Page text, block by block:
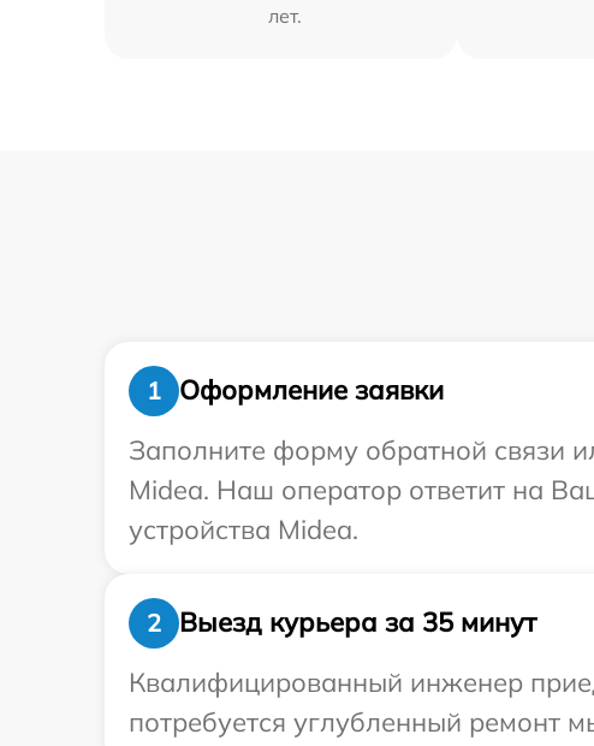
лет.
1
Оформление заявки
Заполните форму обратной связи
Midea. Наш оператор ответит на
устройства Midea.
2
Выезд курьера за 35 минут
Квалифицированный инженер
потребуется углубленный ремонт